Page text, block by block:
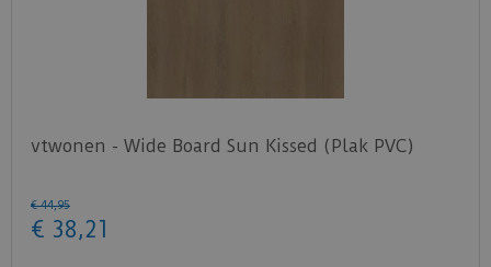
vtwonen - Wide Board Sun Kissed (Plak PVC)
€ 44,95
€ 38,21